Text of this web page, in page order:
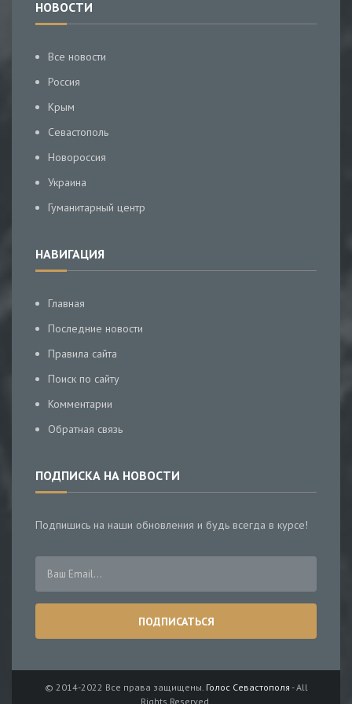
НОВОСТИ
Все новости
Россия
Крым
Севастополь
Новороссия
Украина
Гуманитарный центр
НАВИГАЦИЯ
Главная
Последние новости
Правила сайта
Поиск по сайту
Комментарии
Обратная связь
ПОДПИСКА НА НОВОСТИ
Подпишись на наши обновления и будь всегда в курсе!
© 2014-2022 Все права защищены. Голос Севастополя - All
Rights Reserved.